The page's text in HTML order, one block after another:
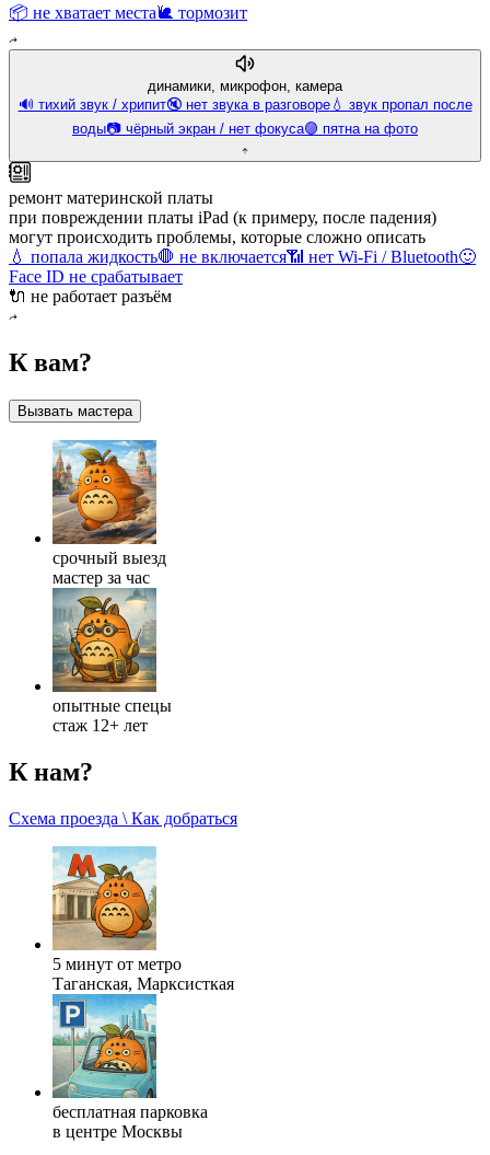
📦 не хватает места🐌 тормозит
динамики, микрофон, камера
🔊 тихий звук / хрипит🔇 нет звука в разговоре💧 звук пропал после
воды📷 чёрный экран / нет фокуса🟣 пятна на фото
ремонт материнской платы
при повреждении платы iPad (к примеру, после падения)
могут происходить проблемы, которые сложно описать
💧 попала жидкость🛑 не включается📶 нет Wi-Fi / Bluetooth🙂
Face ID не срабатывает
🔌 не работает разъём
К вам?
Вызвать мастера
срочный выезд
мастер за час
опытные спецы
стаж 12+ лет
К нам?
Схема проезда \ Как добраться
5 минут от метро
Таганская, Марксисткая
бесплатная парковка
в центре Москвы